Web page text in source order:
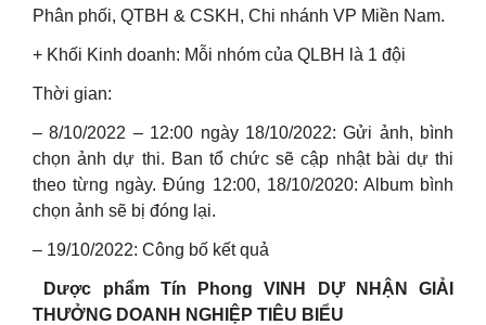
Phân phối, QTBH & CSKH, Chi nhánh VP Miền Nam.
+ Khối Kinh doanh: Mỗi nhóm của QLBH là 1 đội
Thời gian:
– 8/10/2022 – 12:00 ngày 18/10/2022: Gửi ảnh, bình
chọn ảnh dự thi. Ban tổ chức sẽ cập nhật bài dự thi
theo từng ngày. Đúng 12:00, 18/10/2020: Album bình
chọn ảnh sẽ bị đóng lại.
– 19/10/2022: Công bố kết quả
️ Dược phẩm Tín Phong VINH DỰ NHẬN GIẢI
THƯỞNG DOANH NGHIỆP TIÊU BIỂU